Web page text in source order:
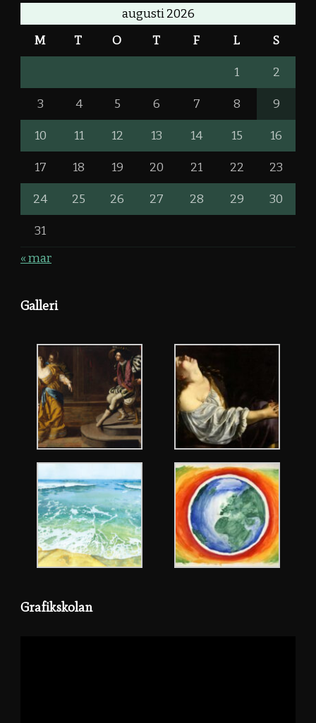
augusti 2026
M T O T F L S
1 2
3 4 5 6 7 8 9
10 11 12 13 14 15 16
17 18 19 20 21 22 23
24 25 26 27 28 29 30
31
« mar
Galleri
Grafikskolan